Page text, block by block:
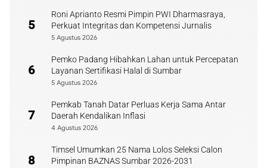
5
Roni Aprianto Resmi Pimpin PWI Dharmasraya,
Perkuat Integritas dan Kompetensi Jurnalis
5 Agustus 2026
6
Pemko Padang Hibahkan Lahan untuk Percepatan
Layanan Sertifikasi Halal di Sumbar
5 Agustus 2026
7
Pemkab Tanah Datar Perluas Kerja Sama Antar
Daerah Kendalikan Inflasi
4 Agustus 2026
8
Timsel Umumkan 25 Nama Lolos Seleksi Calon
Pimpinan BAZNAS Sumbar 2026-2031